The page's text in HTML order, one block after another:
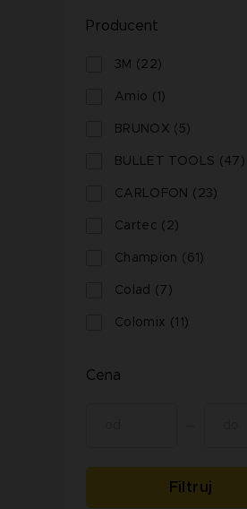
Producent
3M (22)
Amio (1)
BRUNOX (5)
BULLET TOOLS (47)
CARLOFON (23)
Cartec (2)
Champion (61)
Colad (7)
Colomix (11)
Cena
Filtruj